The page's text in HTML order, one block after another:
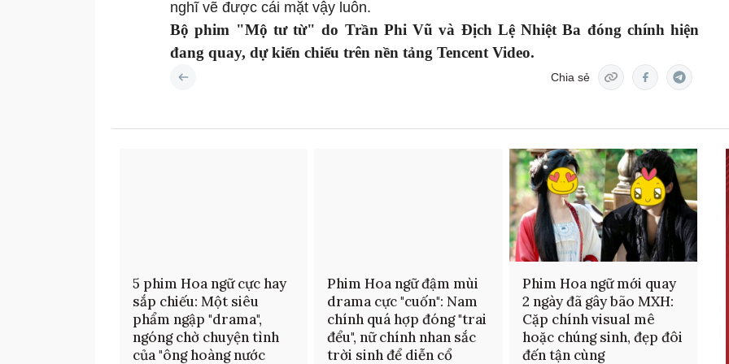
nghĩ vẽ được cái mặt vậy luôn.
Bộ phim "Mộ tư từ" do Trần Phi Vũ và Địch Lệ Nhiệt Ba đóng chính hiện
đang quay, dự kiến chiếu trên nền tảng Tencent Video.
Chia sẻ
5 phim Hoa ngữ cực hay
sắp chiếu: Một siêu
phẩm ngập "drama",
ngóng chờ chuyện tình
của "ông hoàng nước
Phim Hoa ngữ đậm mùi
drama cực "cuốn": Nam
chính quá hợp đóng "trai
đểu", nữ chính nhan sắc
trời sinh để diễn cổ
Phim Hoa ngữ mới quay
2 ngày đã gây bão MXH:
Cặp chính visual mê
hoặc chúng sinh, đẹp đôi
đến tận cùng